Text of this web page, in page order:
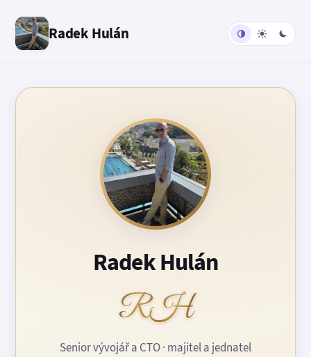
Radek Hulán
Radek Hulán
RH
Senior vývojář a CTO · majitel a jednatel